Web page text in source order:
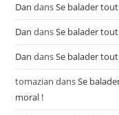
Dan dansSe balader
Dan dansSe balader
Dan dansSe balader
tomazian dansSe
moral !